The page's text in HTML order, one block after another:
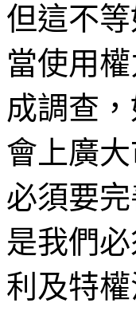
但這不
當使用
成調查
會上廣
必須要
是我們
利及特